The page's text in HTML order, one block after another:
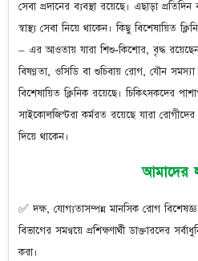
সেবা প্রদানের ব্যবস্থা রয়েছে। এছাড়া
স্বাস্থ্য সেবা নিয়ে থাকেন। কিছু বিশেষায়িত
– এর আওতায় যারা শিশু-কিশোর, বৃদ্ধ
বিষণ্ণতা, ওসিডি বা শুচিবায় রোগ, যৌন
বিশেষায়িত ক্লিনিক রয়েছে। চিকিৎসকদের
সাইকোলজিস্টরা কর্মরত রয়েছে যারা
দিয়ে থাকেন।
আমাদের
✅ দক্ষ, যোগ্যতাসম্পন্ন মানসিক রোগ বিশেষজ্ঞ
বিভাগের সমন্বয়ে প্রশিক্ষণার্থী ডাক্তারদের
করা।